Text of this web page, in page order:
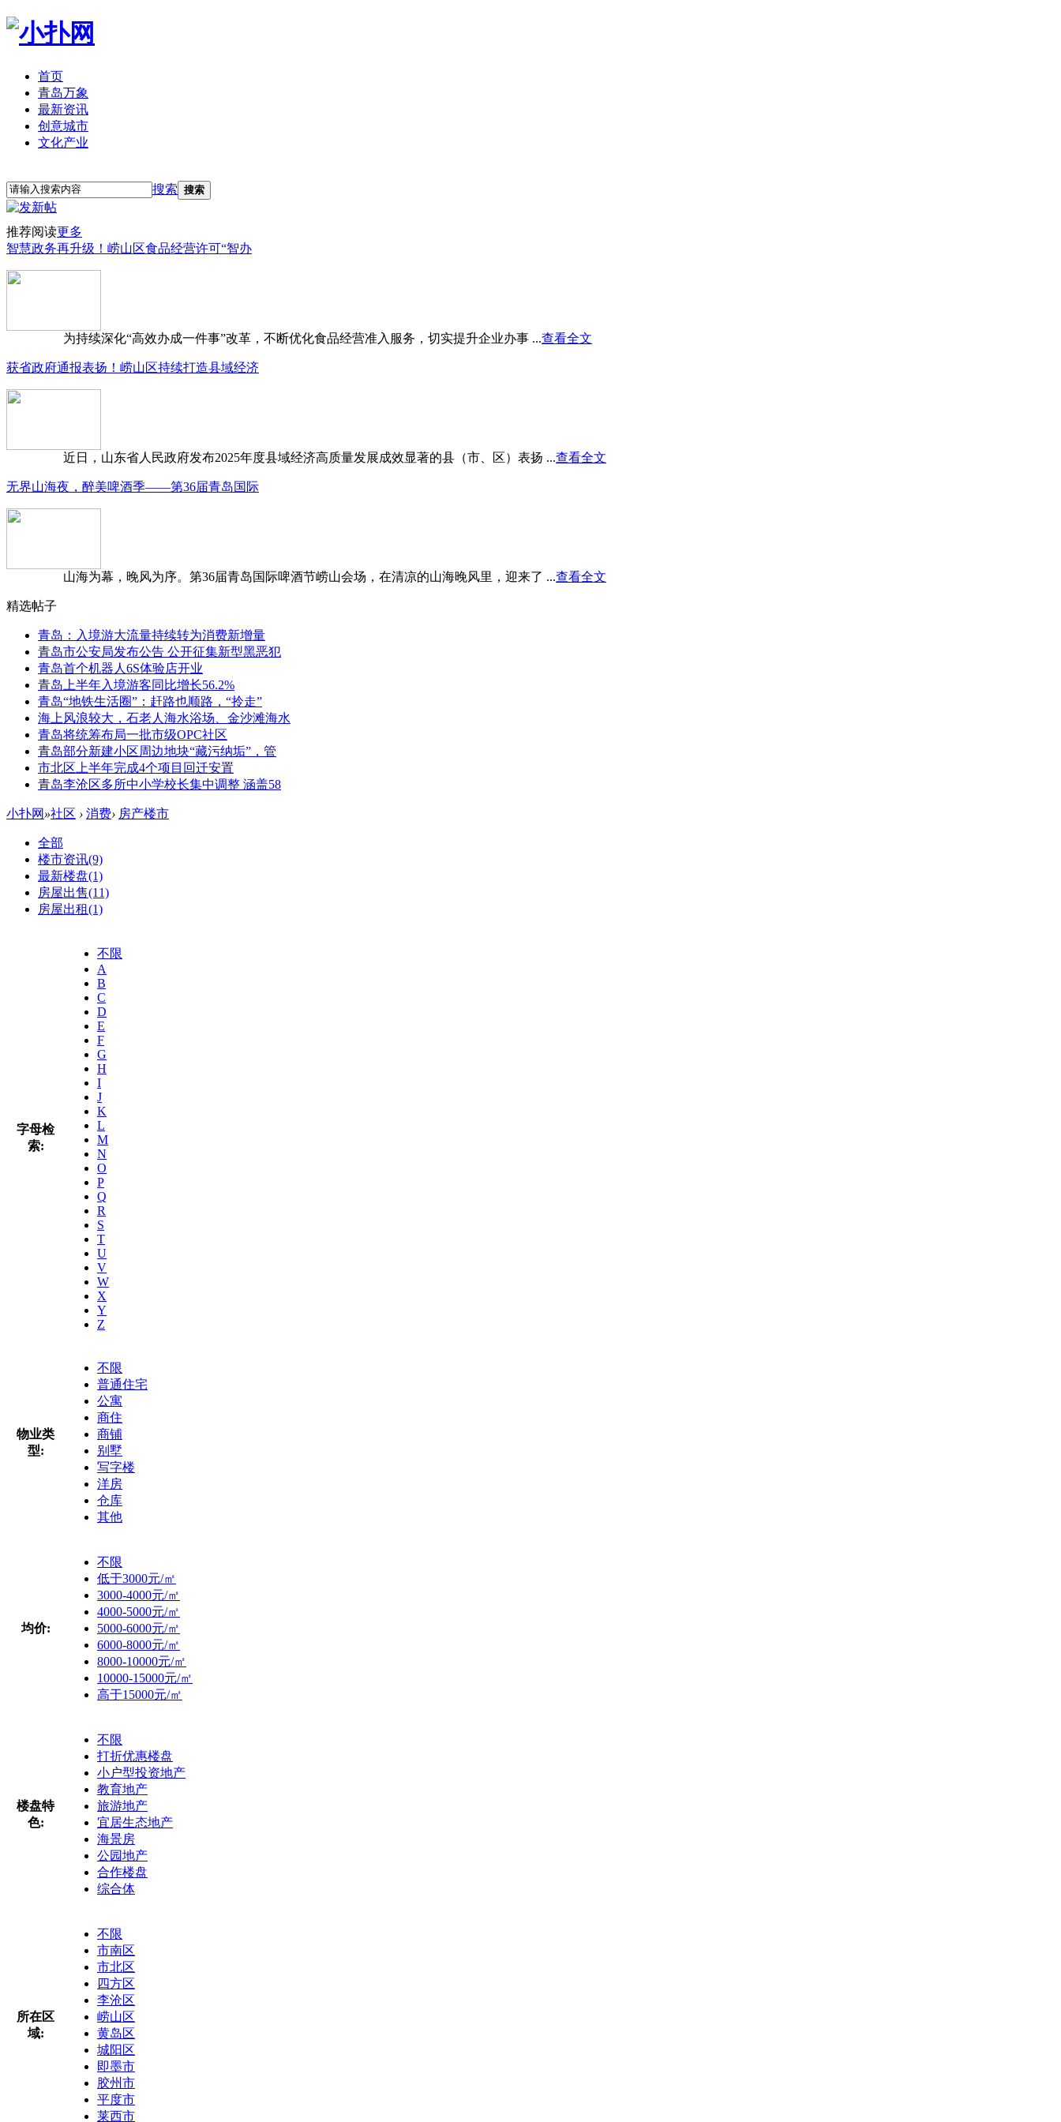
首页
青岛万象
最新资讯
创意城市
文化产业
搜索 搜索
推荐阅读更多
智慧政务再升级！崂山区食品经营许可“智办
为持续深化“高效办成一件事”改革，不断优化食品经营准入服务，切实提升企业办事 ...查看全文
获省政府通报表扬！崂山区持续打造县域经济
近日，山东省人民政府发布2025年度县域经济高质量发展成效显著的县（市、区）表扬 ...查看全文
无界山海夜，醉美啤酒季——第36届青岛国际
山海为幕，晚风为序。第36届青岛国际啤酒节崂山会场，在清凉的山海晚风里，迎来了 ...查看全文
精选帖子
青岛：入境游大流量持续转为消费新增量
青岛市公安局发布公告 公开征集新型黑恶犯
青岛首个机器人6S体验店开业
青岛上半年入境游客同比增长56.2%
青岛“地铁生活圈”：赶路也顺路，“拎走”
海上风浪较大，石老人海水浴场、金沙滩海水
青岛将统筹布局一批市级OPC社区
青岛部分新建小区周边地块“藏污纳垢”，管
市北区上半年完成4个项目回迁安置
青岛李沧区多所中小学校长集中调整 涵盖58
小扑网 »社区 › 消费› 房产楼市
全部
楼市资讯(9)
最新楼盘(1)
房屋出售(11)
房屋出租(1)
字母检
索:
不限
A
B
C
D
E
F
G
H
I
J
K
L
M
N
O
P
Q
R
S
T
U
V
W
X
Y
Z
物业类
型:
不限
普通住宅
公寓
商住
商铺
别墅
写字楼
洋房
仓库
其他
均价:
不限
低于3000元/㎡
3000-4000元/㎡
4000-5000元/㎡
5000-6000元/㎡
6000-8000元/㎡
8000-10000元/㎡
10000-15000元/㎡
高于15000元/㎡
楼盘特
色:
不限
打折优惠楼盘
小户型投资地产
教育地产
旅游地产
宜居生态地产
海景房
公园地产
合作楼盘
综合体
所在区
域:
不限
市南区
市北区
四方区
李沧区
崂山区
黄岛区
城阳区
即墨市
胶州市
平度市
莱西市